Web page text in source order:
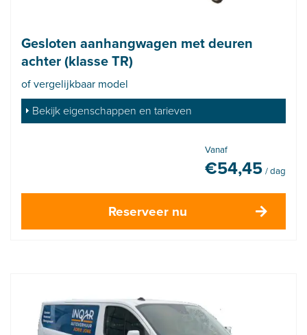
Gesloten aanhangwagen met deuren
achter (klasse TR)
of vergelijkbaar model
Bekijk eigenschappen en tarieven
Vanaf
€54,45 / dag
Reserveer nu